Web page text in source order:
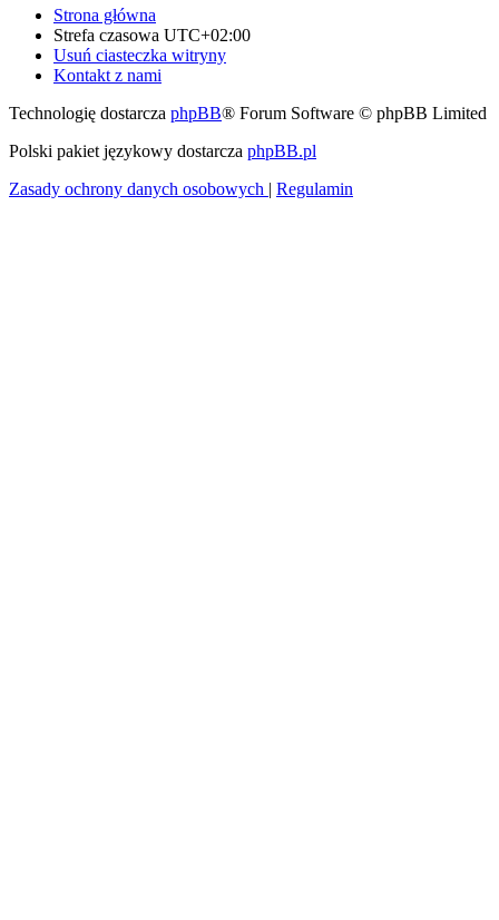
Strona główna
Strefa czasowa UTC+02:00
Usuń ciasteczka witryny
Kontakt z nami
Technologię dostarcza phpBB® Forum Software © phpBB Limited
Polski pakiet językowy dostarcza phpBB.pl
Zasady ochrony danych osobowych | Regulamin